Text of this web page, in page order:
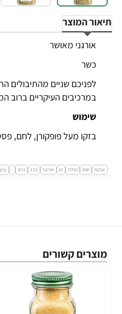
תיאור המוצר
אורגני מאושר
כשר
לפניכם שניים מהתיבולים
במרכיבים העיקריים ברוב
שימוש
בזקו מעל פופקורן, לחם,
אבקת שום ומלח ים אורגני 133 גרם -
מוצרים קשורים